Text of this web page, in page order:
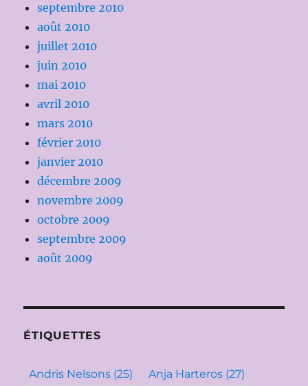
septembre 2010
août 2010
juillet 2010
juin 2010
mai 2010
avril 2010
mars 2010
février 2010
janvier 2010
décembre 2009
novembre 2009
octobre 2009
septembre 2009
août 2009
ÉTIQUETTES
Andris Nelsons (25) Anja Harteros (27)